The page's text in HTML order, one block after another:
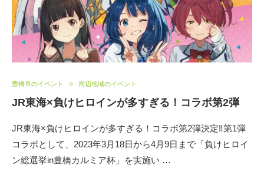
豊橋市のイベント 周辺地域のイベント
JR東海×負けヒロインが多すぎる！コラボ第2弾
JR東海×負けヒロインが多すぎる！コラボ第2弾決定‼第1弾
コラボとして、2023年3月18日から4月9日まで「負けヒロイ
ン総選挙in豊橋カルミア杯」を実施い …